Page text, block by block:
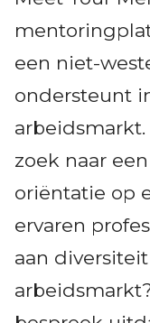
een niet-
ondersteunt
zoek naar
oriëntatie op
ervaren
aan